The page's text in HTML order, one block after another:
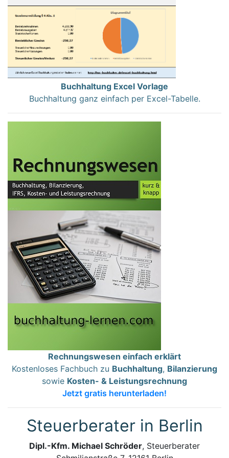
Buchhaltung Excel Vorlage
Buchhaltung ganz einfach per Excel-Tabelle.
Rechnungswesen einfach erklärt
Kostenloses Fachbuch zu Buchhaltung, Bilanzierung
sowie Kosten- & Leistungsrechnung
Jetzt gratis herunterladen!
Steuerberater in Berlin
Dipl.-Kfm. Michael Schröder, Steuerberater